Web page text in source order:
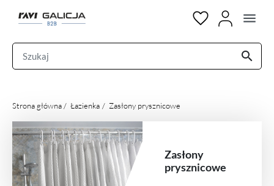
menu
search
Strona główna Łazienka Zasłony prysznicowe
Zasłony
prysznicowe